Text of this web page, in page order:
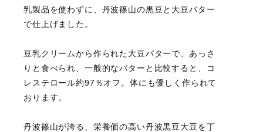
乳製品を使わずに、丹波篠山の黒豆と大豆バター
で仕上げました。
豆乳クリームから作られた大豆バターで、あっさ
りと食べられ、一般的なバターと比較すると、コ
レステロール約97％オフ。体にも優しく作られて
おります。
丹波篠山が誇る、栄養価の高い丹波黒豆大豆を丁